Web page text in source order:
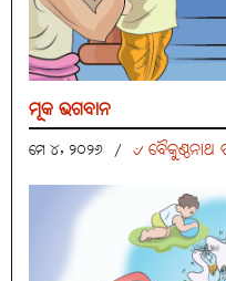
ମୂକ ଭଗବାନ
ମେ ୪, ୨୦୨୬ / ୰ ବୈକୁଣ୍ଠନାଥ